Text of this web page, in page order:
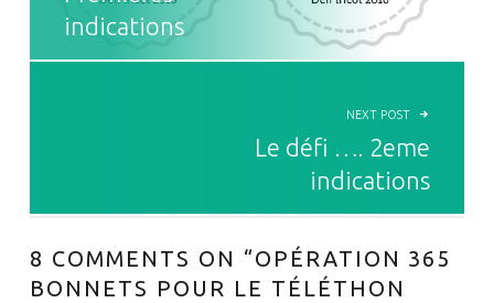
indications
NEXT POST
Le défi …. 2eme
indications
8 COMMENTS ON “OPÉRATION 365
BONNETS POUR LE TÉLÉTHON